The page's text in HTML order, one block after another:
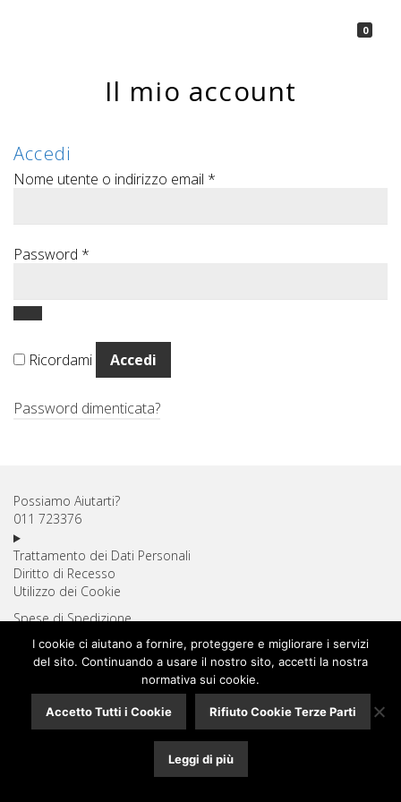
0
Il mio account
Accedi
Nome utente o indirizzo email *
Password *
Ricordami Accedi
Password dimenticata?
Possiamo Aiutarti?
011 723376
Trattamento dei Dati Personali
Diritto di Recesso
Utilizzo dei Cookie
Spese di Spedizione
Pagamenti Sicuri
Assistenza Clienti
© 2026 La Borsetta di Resente Cesarino, via De Sanctis,61, 10141 Torino - PIVA:
I cookie ci aiutano a fornire, proteggere e migliorare i servizi
del sito. Continuando a usare il nostro sito, accetti la nostra
normativa sui cookie.
Accetto Tutti i Cookie Rifiuto Cookie Terze Parti
Leggi di più